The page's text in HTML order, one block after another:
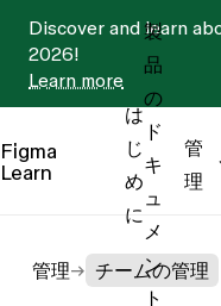
Discover and learn
2026!
Learn more
Figma
Learn
は
じ
め
に
製
品
の
ド
キ
ュ
メ
ン
ト
管
理
管理 チームの管理